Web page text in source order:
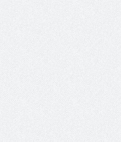
وزير حقوق الإنسان اليمني يؤكد أن